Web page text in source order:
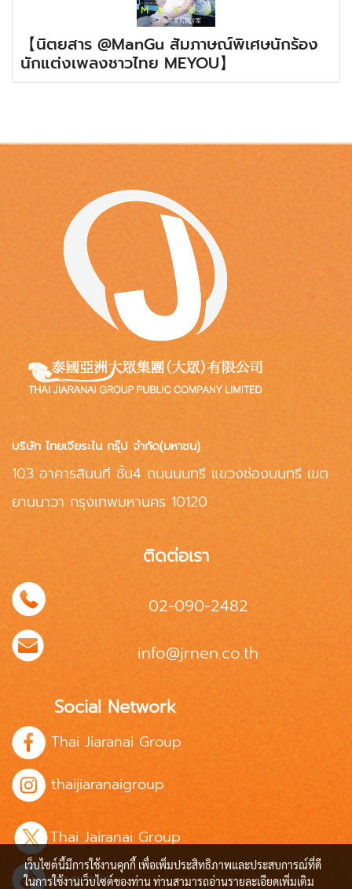
【นิตยสาร @ManGu สัมภาษณ์พิเศษนักร้อง
นักแต่งเพลงชาวไทย MEYOU】
บริษัท ไทยเจียระไน กรุ๊ป จำกัด(มหาชน)
103 อาคารสินนที ชั้น4 ถนนนนทรี แขวงช่องนนทรี เขต
ยานนาวา กรุงเทพมหานคร 10120
ติดต่อเรา
02-090-2482
info@jrnen.co.th
Social Network
Thai Jiaranai Group
thaijiaranaigroup
Thai Jairanai Group
jrn.group
เว็บไซต์นี้มีการใช้งานคุกกี้ เพื่อเพิ่มประสิทธิภาพและประสบการณ์ที่ดี
ในการใช้งานเว็บไซต์ของท่าน ท่านสามารถอ่านรายละเอียดเพิ่มเติม